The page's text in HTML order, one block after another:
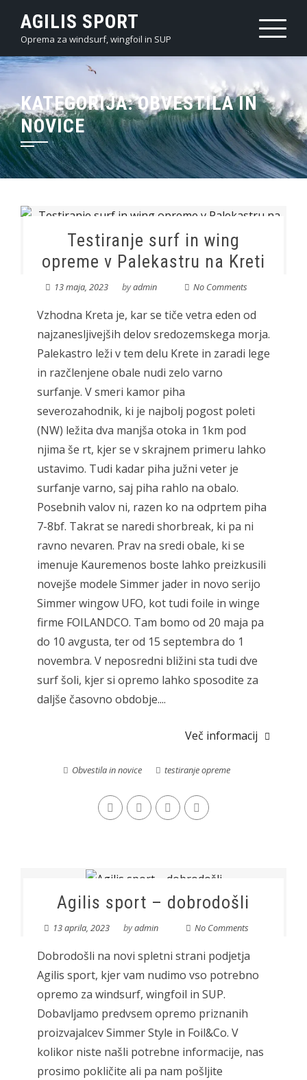
content
AGILIS SPORT
Oprema za windsurf, wingfoil in SUP
KATEGORIJA:OBVESTILA IN
NOVICE
Testiranje surf in wing
opreme v Palekastru na Kreti
13 maja, 2023 byadmin No Comments
Vzhodna Kreta je, kar se tiče vetra eden od
najzanesljivejših delov sredozemskega morja.
Palekastro leži v tem delu Krete in zaradi lege
in razčlenjene obale nudi zelo varno
surfanje. V smeri kamor piha
severozahodnik, ki je najbolj pogost poleti
(NW) ležita dva manjša otoka in 1km pod
njima še rt, kjer se v skrajnem primeru lahko
ustavimo. Tudi kadar piha južni veter je
surfanje varno, saj piha rahlo na obalo.
Posebnih valov ni, razen ko na odprtem piha
7-8bf. Takrat se naredi shorbreak, ki pa ni
ravno nevaren. Prav na sredi obale, ki se
imenuje Kauremenos boste lahko preizkusili
novejše modele Simmer jader in novo serijo
Simmer wingow UFO, kot tudi foile in winge
firme FOILANDCO. Tam bomo od 20 maja pa
do 10 avgusta, ter od 15 septembra do 1
novembra. V neposredni bližini sta tudi dve
surf šoli, kjer si opremo lahko sposodite za
daljše časovno obdobje....
Več informacij
Obvestila in novice testiranje opreme
Agilis sport – dobrodošli
13 aprila, 2023 byadmin No Comments
Dobrodošli na novi spletni strani podjetja
Agilis sport, kjer vam nudimo vso potrebno
opremo za windsurf, wingfoil in SUP.
Dobavljamo predvsem opremo priznanih
proizvajalcev Simmer Style in Foil&Co. V
kolikor niste našli potrebne informacije, nas
prosimo pokličite ali pa nam pošljite